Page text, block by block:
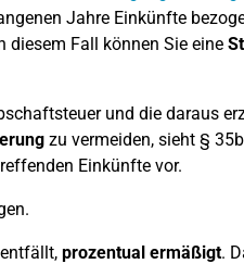
Jahre Einkünfte
diesem Fall können Sie eine
und die daraus
zu vermeiden, sieht §
Einkünfte vor.
prozentual ermäßigt.